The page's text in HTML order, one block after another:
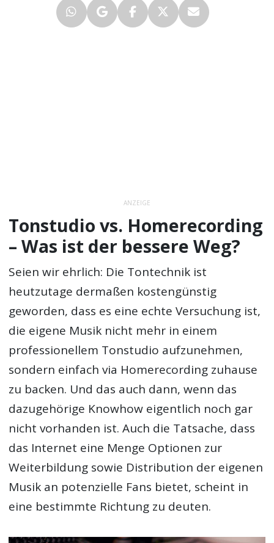
ANZEIGE
Tonstudio vs. Homerecording
– Was ist der bessere Weg?
Seien wir ehrlich: Die Tontechnik ist
heutzutage dermaßen kostengünstig
geworden, dass es eine echte Versuchung ist,
die eigene Musik nicht mehr in einem
professionellem Tonstudio aufzunehmen,
sondern einfach via Homerecording zuhause
zu backen. Und das auch dann, wenn das
dazugehörige Knowhow eigentlich noch gar
nicht vorhanden ist. Auch die Tatsache, dass
das Internet eine Menge Optionen zur
Weiterbildung sowie Distribution der eigenen
Musik an potenzielle Fans bietet, scheint in
eine bestimmte Richtung zu deuten.